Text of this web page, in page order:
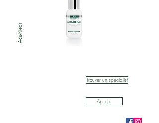
Acu-Klear
Trouver un spécialist
Aperçu